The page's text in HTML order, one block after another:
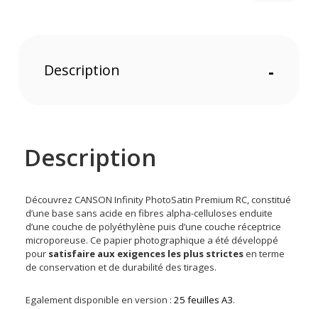
Description -
Description
Découvrez CANSON Infinity PhotoSatin Premium RC, constitué
d’une base sans acide en fibres alpha-celluloses enduite
d’une couche de polyéthylène puis d’une couche réceptrice
microporeuse. Ce papier photographique a été développé
pour satisfaire aux exigences les plus strictesen terme
de conservation et de durabilité des tirages.
Egalement disponible en version :25 feuilles A3.